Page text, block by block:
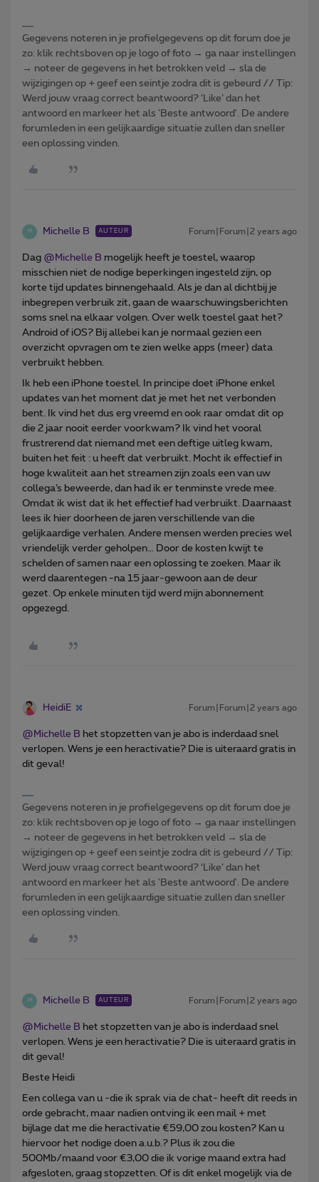
Gegevens noteren in je profielgegevens op dit forum doe je
zo: klik rechtsboven op je logo of foto → ga naar instellingen
→ noteer de gegevens in het betrokken veld → sla de
wijzigingen op + geef een seintje zodra dit is gebeurd // Tip:
Werd jouw vraag correct beantwoord? ‘Like’ dan het
antwoord en markeer het als 'Beste antwoord'. De andere
forumleden in een gelijkaardige situatie zullen dan sneller
een oplossing vinden.
M Michelle B AUTEUR Forum|Forum|2 years ago
Dag @Michelle B mogelijk heeft je toestel, waarop
misschien niet de nodige beperkingen ingesteld zijn, op
korte tijd updates binnengehaald. Als je dan al dichtbij je
inbegrepen verbruik zit, gaan de waarschuwingsberichten
soms snel na elkaar volgen. Over welk toestel gaat het?
Android of iOS? Bij allebei kan je normaal gezien een
overzicht opvragen om te zien welke apps (meer) data
verbruikt hebben.
Ik heb een iPhone toestel. In principe doet iPhone enkel
updates van het moment dat je met het net verbonden
bent. Ik vind het dus erg vreemd en ook raar omdat dit op
die 2 jaar nooit eerder voorkwam? Ik vind het vooral
frustrerend dat niemand met een deftige uitleg kwam,
buiten het feit : u heeft dat verbruikt. Mocht ik effectief in
hoge kwaliteit aan het streamen zijn zoals een van uw
collega’s beweerde, dan had ik er tenminste vrede mee.
Omdat ik wist dat ik het effectief had verbruikt. Daarnaast
lees ik hier doorheen de jaren verschillende van die
gelijkaardige verhalen. Andere mensen werden precies wel
vriendelijk verder geholpen… Door de kosten kwijt te
schelden of samen naar een oplossing te zoeken. Maar ik
werd daarentegen -na 15 jaar-gewoon aan de deur
gezet. Op enkele minuten tijd werd mijn abonnement
opgezegd.
HeidiE Forum|Forum|2 years ago
@Michelle B het stopzetten van je abo is inderdaad snel
verlopen. Wens je een heractivatie? Die is uiteraard gratis in
dit geval!
Gegevens noteren in je profielgegevens op dit forum doe je
zo: klik rechtsboven op je logo of foto → ga naar instellingen
→ noteer de gegevens in het betrokken veld → sla de
wijzigingen op + geef een seintje zodra dit is gebeurd // Tip:
Werd jouw vraag correct beantwoord? ‘Like’ dan het
antwoord en markeer het als 'Beste antwoord'. De andere
forumleden in een gelijkaardige situatie zullen dan sneller
een oplossing vinden.
M Michelle B AUTEUR Forum|Forum|2 years ago
@Michelle B het stopzetten van je abo is inderdaad snel
verlopen. Wens je een heractivatie? Die is uiteraard gratis in
dit geval!
Beste Heidi
Een collega van u -die ik sprak via de chat- heeft dit reeds in
orde gebracht, maar nadien ontving ik een mail + met
bijlage dat me die heractivatie €59,00 zou kosten? Kan u
hiervoor het nodige doen a.u.b.? Plus ik zou die
500Mb/maand voor €3,00 die ik vorige maand extra had
afgesloten, graag stopzetten. Of is dit enkel mogelijk via de